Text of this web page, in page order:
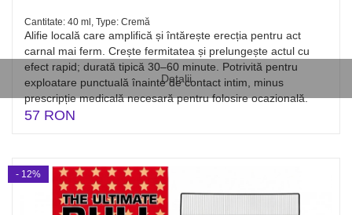
Detalii
Cantitate: 40 ml, Type: Cremă
Alifie locală care amplifică și întărește erecția pentru act
carnal mai ferm. Crește fermitatea și prelungește actul cu
efect rapid; durată tipică 30–60 minute. Potrivită pentru
exploatare punctuală înainte de contact intim, minus
prescripție medicală necesară pentru folosire ocazională.
57 RON
- 12%